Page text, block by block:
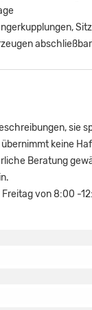
abschließbar
sie
keine
Beratung
von 8:00 -